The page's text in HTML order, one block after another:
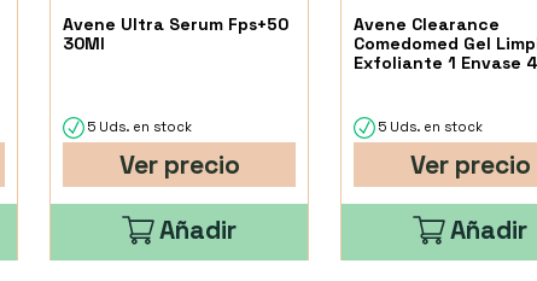
Avene Ultra Serum Fps+50
30Ml
5 Uds. en stock
Ver precio
Añadir
Avene Clearance
Comedomed Gel
Exfoliante 1 Envase
5 Uds. en stock
Ver precio
Añadir